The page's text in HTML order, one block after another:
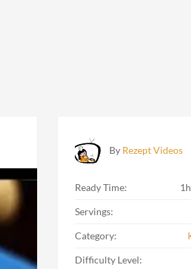
By Rezept Videos
Ready Time:
Servings:
Category:
Difficulty Level: